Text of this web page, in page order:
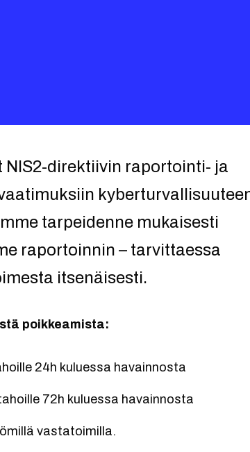
direktiivin raportointi- ja
tarpeidenne mukaisesti
raportoinnin – tarvittaessa
itsenäisesti.
poikkeamista:
24h kuluessa havainnosta
72h kuluessa havainnosta
vastatoimilla.